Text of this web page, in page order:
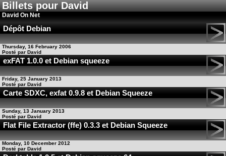
Billets pour David
David On Net
Dépôt Debian
Thursday, 16 February 2006
Posté par David
exFAT 1.0.0 et Debian squeeze
Friday, 25 January 2013
Posté par David
Carte SDXC, exfat 0.9.8 et Debian Squeeze
Sunday, 13 January 2013
Posté par David
Flat File Extractor (ffe) 0.3.3 et Debian Squeeze
Monday, 10 December 2012
Posté par David